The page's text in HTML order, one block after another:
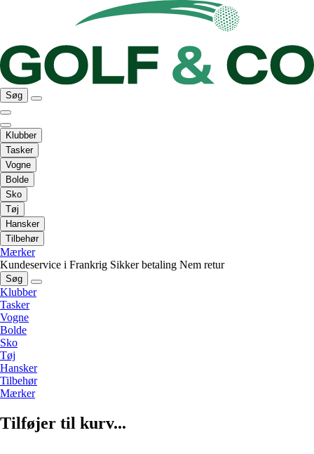
Søg
Klubber
Tasker
Vogne
Bolde
Sko
Tøj
Hansker
Tilbehør
Mærker
Kundeservice i Frankrig Sikker betaling Nem retur
Søg
Klubber
Tasker
Vogne
Bolde
Sko
Tøj
Hansker
Tilbehør
Mærker
Tilføjer til kurv...